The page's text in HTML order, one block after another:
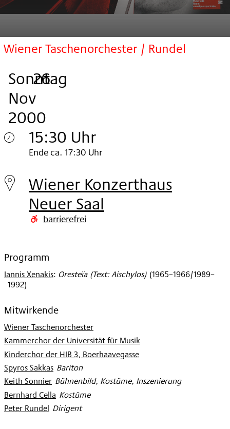
Wiener Taschenorchester / Rundel
Sonntag
, 26
.
Nov
2000
.
15:30 Uhr
Sonntag
26.
Nov
2000
Ende ca. 17:30 Uhr
Wiener Konzerthaus
Neuer Saal
barrierefrei
Programm
Iannis Xenakis: Oresteïa (Text: Aischylos) (1965–1966/1989–
1992)
Mitwirkende
Wiener Taschenorchester
Kammerchor der Universität für Musik
Kinderchor der HIB 3, Boerhaavegasse
Spyros Sakkas
: Bariton
Keith Sonnier
: Bühnenbild, Kostüme, Inszenierung
Bernhard Cella: Kostüme
Peter Rundel: Dirigent